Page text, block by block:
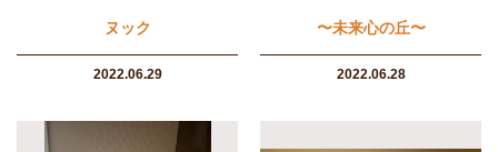
ヌック
2022.06.29
〜未来心の丘〜
2022.06.28